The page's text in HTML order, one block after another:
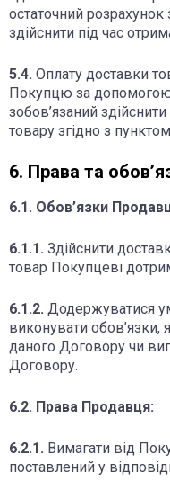
остаточний
здійснити під час
5.4. Оплату доставки
Покупцю за допомогою
зобов’язаний
товару згідно з
6. Права та
6.1. Обов’язки
6.1.1. Здійснити
товар Покупцеві
6.1.2. Додержуватися
виконувати
даного Договору чи
Договору.
6.2. Права Продавця:
6.2.1. Вимагати від
поставлений у